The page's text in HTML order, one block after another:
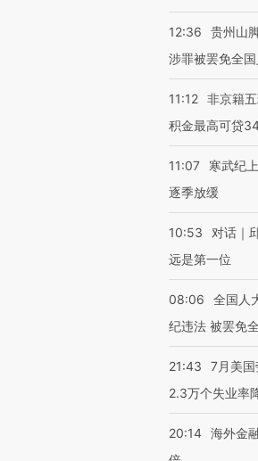
12:36
贵州山
涉罪被罢免全
11:12 非京籍
积金最高可贷
11:07
寒武纪
逐季放缓
10:53
对话｜
远是第一位
08:06
全国人
纪违法 被罢免
21:43
7月美
2.3万个失业率
20:14 海外金